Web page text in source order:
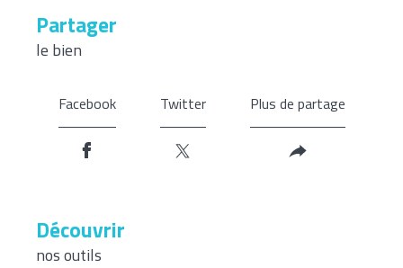
partager
le bien
Facebook Twitter Plus de partage
découvrir
nos outils